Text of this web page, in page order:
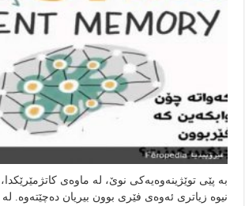
بە پێی توێژینەوەیەکی نوێ، لە ماوەی
نیوە زیاتری ئەوەی فێری بوون بیریان دەچێتەوە.